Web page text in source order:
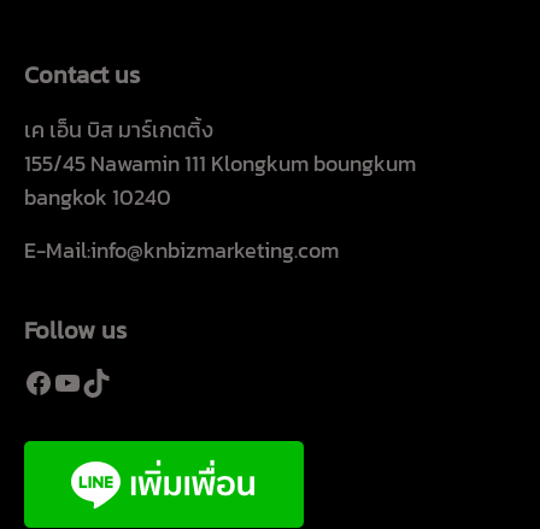
Contact us
เค เอ็น บิส มาร์เกตติ้ง
155/45 Nawamin 111 Klongkum boungkum
bangkok 10240
E-Mail:info@knbizmarketing.com
Follow us
Facebook
YouTube
TikTok